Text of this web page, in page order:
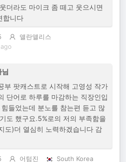
더라도 마이크 좀 떼고 웃으시면
합니다
앨란앨리스
님
부 팟캐스트로 시작해 고영성 작가
단어로 하루를 마감하는 직장인입
들었는데 분노를 참는편 듣고 많
도 했구요.5%로의 저의 부족함을
도)더 열심히 노력하겠습니다 감
어텀진
South Korea